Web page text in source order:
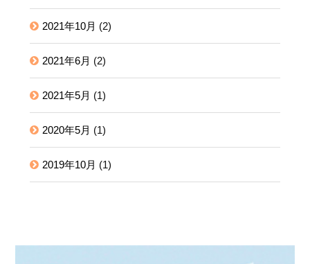
2021年10月 (2)
2021年6月 (2)
2021年5月 (1)
2020年5月 (1)
2019年10月 (1)